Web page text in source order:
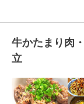
牛かたまり肉
立